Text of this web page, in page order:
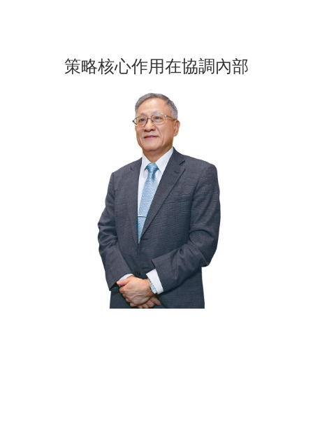
策略核心作用在協調內部